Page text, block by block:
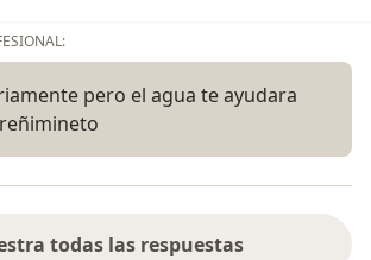
pero el agua te ayudara
todas las respuestas